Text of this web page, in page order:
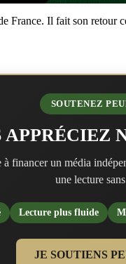
Il fait son
SOUTENEZ
APPRÉCIEZ
à financer un média
une lecture
Lecture plus fluide
JE SOUTIENS